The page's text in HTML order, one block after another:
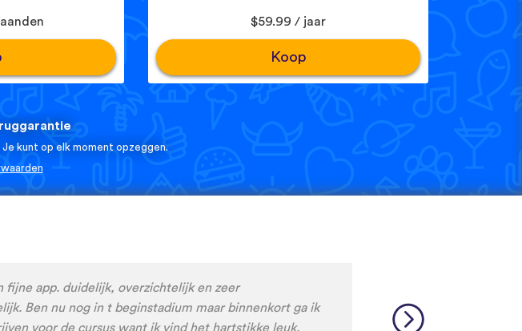
$59.99 / jaar
Koop
kunt op elk moment opzeggen.
om nieuwe talen mee te leren. Het is makkelijk en
en leert je stapsgewijs nieuwe talen.